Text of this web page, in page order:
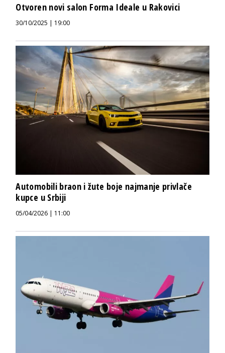
Otvoren novi salon Forma Ideale u Rakovici
30/10/2025 | 19:00
Automobili braon i žute boje najmanje privlače
kupce u Srbiji
05/04/2026 | 11:00